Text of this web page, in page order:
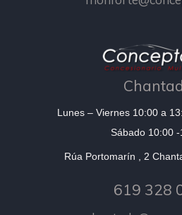
Lunes – Viernes 10:00 a
Sábado 10:00
Rúa Portomarín , 2
619 328